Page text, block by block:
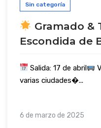
Sin categoría
Gramado &
Escondida de
Salida: 17 de abril
varias ciudades�...
6 de marzo de 2025